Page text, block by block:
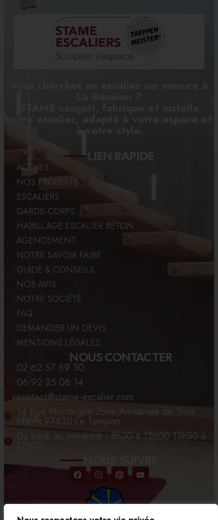
ACCUEIL
NOS PRODUITS
ESCALIERS
GARDE-CORPS
HABILLAGE ESCALIER BÉTON
AGENCEMENT
NOTRE SAVOIR FAIRE
GUIDE & CONSEILS
NOS AVIS
NOTRE SOCIÉTÉ
FAQ
DEMANDER UN DEVIS
MENTIONS LÉGALES
NOUS CONTACTER
02 62 57 69 30
06 92 25 06 14
contact@stame-escalier.com
14 Rue Montaigne Zone Artisanale de Trois
Mares 97430 Le Tampon
Du lundi au vendredi : 8h30 à 12h00 13h30 à